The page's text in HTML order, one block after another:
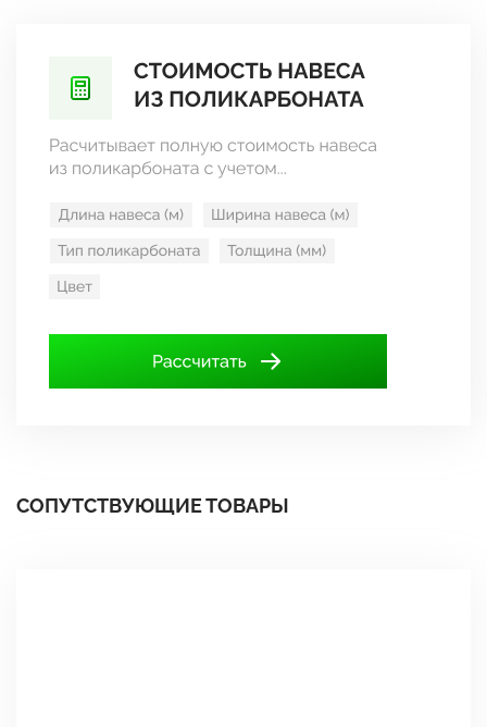
СОПУТСТВУЮЩИЕ ТОВАРЫ